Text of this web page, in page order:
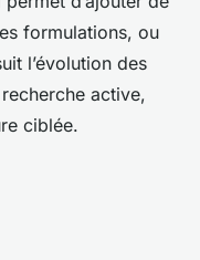
formulations, ou
l’évolution des
active,
ciblée.